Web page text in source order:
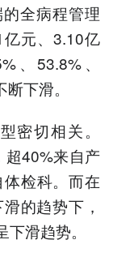
全病程管理
元、3.10亿
、53.8%、
下滑。
密切相关。
40%来自产
检科。而在
的趋势下，
滑趋势。